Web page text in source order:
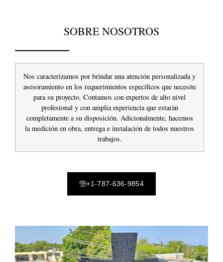
SOBRE NOSOTROS
Nos caracterizamos por brindar una atención personalizada y
asesoramiento en los requerimientos específicos que necesite
para su proyecto. Contamos con expertos de alto nivel
profesional y con amplia experiencia que estarán
completamente a su disposición. Adicionalmente, hacemos
la medición en obra, entrega e instalación de todos nuestros
trabajos.
+1-787-636-9854